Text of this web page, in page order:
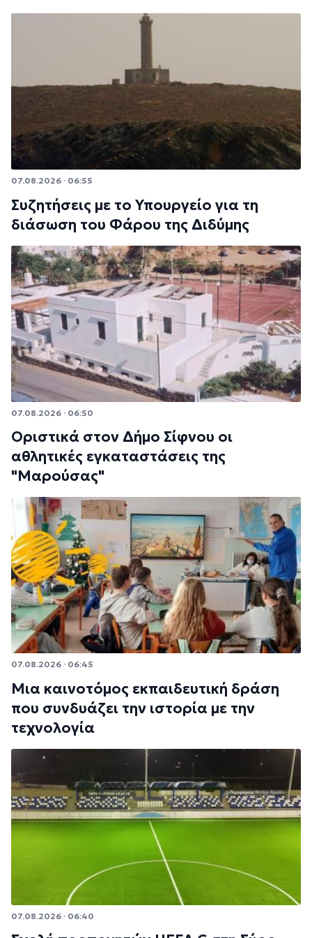
07.08.2026 · 06:55
Συζητήσεις με το Υπουργείο για τη
διάσωση του Φάρου της Διδύμης
07.08.2026 · 06:50
Οριστικά στον Δήμο Σίφνου οι
αθλητικές εγκαταστάσεις της
"Μαρούσας"
07.08.2026 · 06:45
Μια καινοτόμος εκπαιδευτική δράση
που συνδυάζει την ιστορία με την
τεχνολογία
07.08.2026 · 06:40